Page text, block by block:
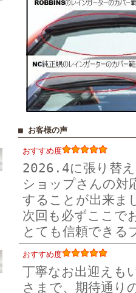
■ お客様の声
おすすめ度
2026.4に張り替
ショップさんの対
することが出来ま
次回も必ずここで
とても信頼できる
おすすめ度
丁寧なお出迎えも
さまで、期待通り